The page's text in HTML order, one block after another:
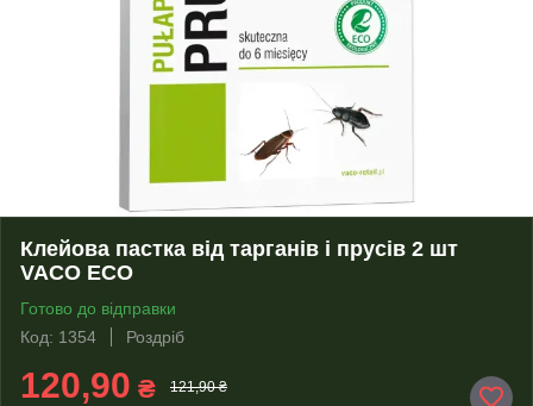
Клейова пастка від тарганів і прусів 2 шт
VACO ECO
Готово до відправки
Код: 1354
Роздріб
120,90 ₴ 121,90 ₴